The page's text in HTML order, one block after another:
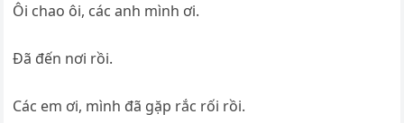
Ôi chao ôi, các anh mình ơi.
Đã đến nơi rồi.
Các em ơi, mình đã gặp rắc rối rồi.